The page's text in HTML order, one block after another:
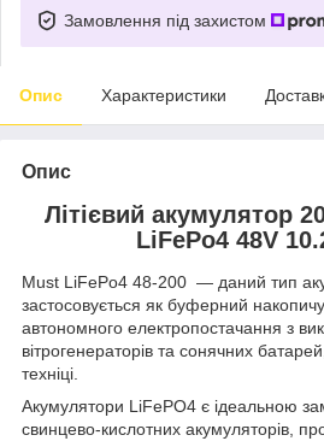
Замовлення під захистом
Опис Характеристики
Опис
Літієвий акумулятор
LiFePo4 48V
Must LiFePo4 48-200 — даний тип
застосовується як буферний
автономного електропостачання з
вітрогенераторів та сонячних
техніці.
Акумулятори LiFePO4 є ідеальною
свинцево-кислотних акумуляторів,